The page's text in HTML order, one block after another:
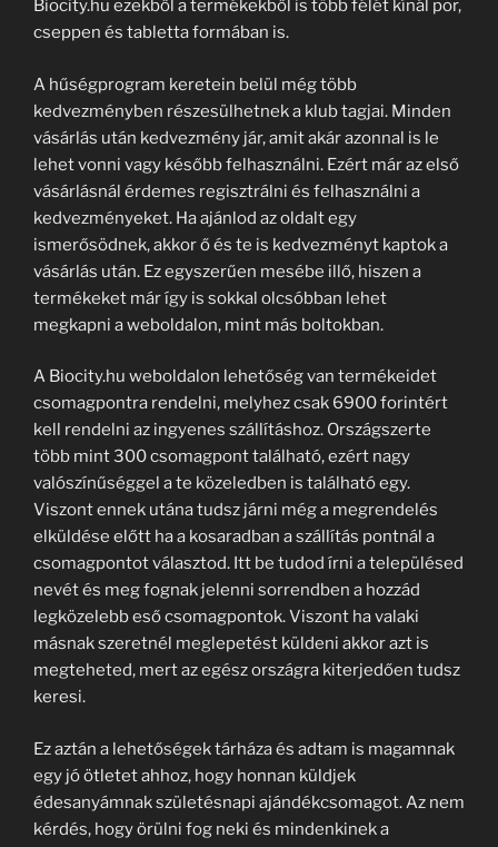
Biocity.hu ezekből a termékekből is több félét kínál por,
cseppen és tabletta formában is.
A hűségprogram keretein belül még több
kedvezményben részesülhetnek a klub tagjai. Minden
vásárlás után kedvezmény jár, amit akár azonnal is le
lehet vonni vagy később felhasználni. Ezért már az első
vásárlásnál érdemes regisztrálni és felhasználni a
kedvezményeket. Ha ajánlod az oldalt egy
ismerősödnek, akkor ő és te is kedvezményt kaptok a
vásárlás után. Ez egyszerűen mesébe illő, hiszen a
termékeket már így is sokkal olcsóbban lehet
megkapni a weboldalon, mint más boltokban.
A Biocity.hu weboldalon lehetőség van termékeidet
csomagpontra rendelni, melyhez csak 6900 forintért
kell rendelni az ingyenes szállításhoz. Országszerte
több mint 300 csomagpont található, ezért nagy
valószínűséggel a te közeledben is található egy.
Viszont ennek utána tudsz járni még a megrendelés
elküldése előtt ha a kosaradban a szállítás pontnál a
csomagpontot választod. Itt be tudod írni a településed
nevét és meg fognak jelenni sorrendben a hozzád
legközelebb eső csomagpontok. Viszont ha valaki
másnak szeretnél meglepetést küldeni akkor azt is
megteheted, mert az egész országra kiterjedően tudsz
keresi.
Ez aztán a lehetőségek tárháza és adtam is magamnak
egy jó ötletet ahhoz, hogy honnan küldjek
édesanyámnak születésnapi ajándékcsomagot. Az nem
kérdés, hogy örülni fog neki és mindenkinek a